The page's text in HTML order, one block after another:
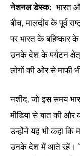
नेशनल डेस्क: भारत
बीच, मालदीव के पूर्व
पर भारत के बहिष्कार
उनके देश के पर्यटन
लोगों की ओर से माफी
नशीद, जो इस समय
मीडिया से बात की और
उन्होंने यह भी कहा कि
उनके देश में आते रहें।